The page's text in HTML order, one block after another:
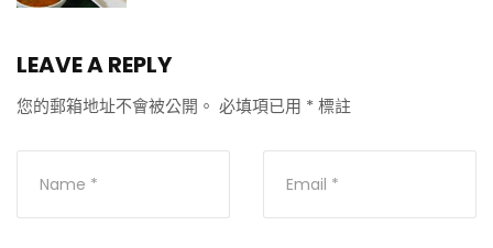
LEAVE A REPLY
您的郵箱地址不會被公開。 必填項已用 * 標註